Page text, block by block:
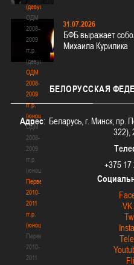
(девушки)
ОДМ
2008-
2009
гг.р.
(девушки)
ОДМ
2008-
2009
гг.р.
(юноши)
ОДМ
2008-
2009
гг.р.
(юноши)
Первенство
2010-
2011
гг.р.
(юноши)
Первенство
2010-
2011
31.07.2026
БФБ выражает
Михаила Курилика
БЕЛОРУССКАЯ
Адрес: Беларусь, г. Минск, пр.
322),
+375 17